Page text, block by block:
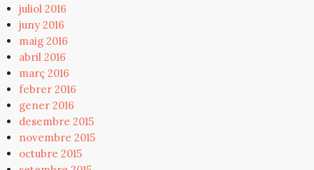
juliol 2016
juny 2016
maig 2016
abril 2016
març 2016
febrer 2016
gener 2016
desembre 2015
novembre 2015
octubre 2015